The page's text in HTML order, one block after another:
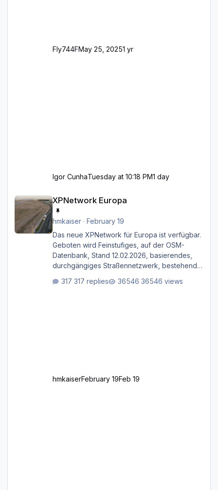
Fly744FMay 25, 20251 yr
Igor CunhaTuesday at 10:18 PM1 day
XPNetwork Europa
hmkaiser· February 19
Das neue XPNetwork für Europa ist verfügbar.
Geboten wird Feinstufiges, auf der OSM-
Datenbank, Stand 12.02.2026, basierendes,
durchgängiges Straßen­netzwerk, bestehend
sekundären, tertiären und sonstigen Straßen,
317 replies 36546 views
hmkaiserFebruary 19Feb 19